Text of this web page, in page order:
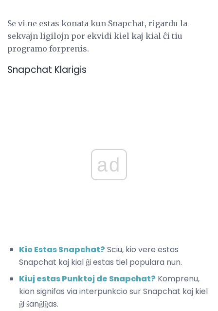
Se vi ne estas konata kun Snapchat, rigardu la
sekvajn ligilojn por ekvidi kiel kaj kial ĉi tiu
programo forprenis.
Snapchat Klarigis
ad
Kio Estas Snapchat? Sciu, kio vere estas
Snapchat kaj kial ĝi estas tiel populara nun.
Kiuj estas Punktoj de Snapchat? Komprenu,
kion signifas via interpunkcio sur Snapchat kaj kiel
ĝi ŝanĝiĝas.